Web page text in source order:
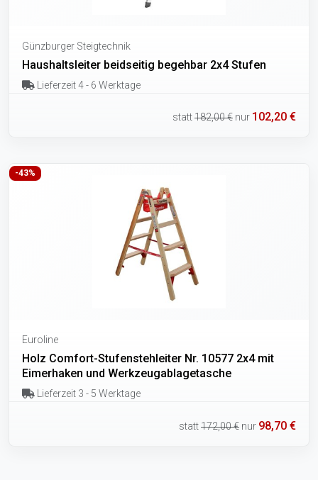
Günzburger Steigtechnik
Haushaltsleiter beidseitig begehbar 2x4 Stufen
Lieferzeit 4 - 6 Werktage
statt182,00 € nur 102,20 €
-43%
Euroline
Holz Comfort-Stufenstehleiter Nr. 10577 2x4 mit
Eimerhaken und Werkzeugablagetasche
Lieferzeit 3 - 5 Werktage
statt172,00 € nur 98,70 €